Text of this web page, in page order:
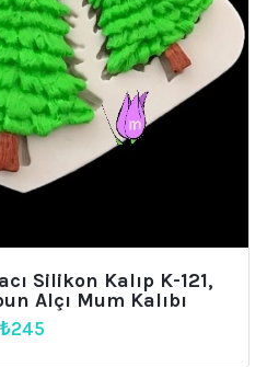
Silikon Kalıp K-121,
Alçı Mum Kalıbı
₺245